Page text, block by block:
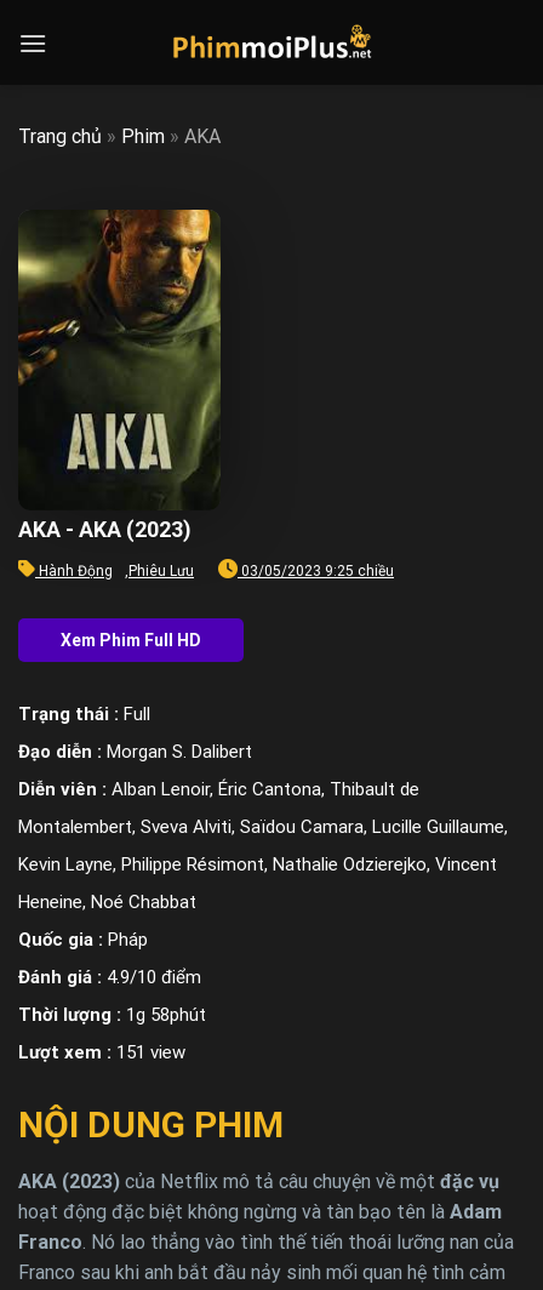
Trang chủ » Phim » AKA
AKA - AKA (2023)
Hành Động , Phiêu Lưu 03/05/2023 9:25 chiều
Trạng thái : Full
Đạo diễn : Morgan S. Dalibert
Diễn viên : Alban Lenoir, Éric Cantona, Thibault de
Montalembert, Sveva Alviti, Saïdou Camara, Lucille Guillaume,
Kevin Layne, Philippe Résimont, Nathalie Odzierejko, Vincent
Heneine, Noé Chabbat
Quốc gia : Pháp
Đánh giá : 4.9/10 điểm
Thời lượng : 1g 58phút
Lượt xem : 151 view
NỘI DUNG PHIM
AKA (2023) của Netflix mô tả câu chuyện về một đặc vụ
hoạt động đặc biệt không ngừng và tàn bạo tên là Adam
Franco. Nó lao thẳng vào tình thế tiến thoái lưỡng nan của
Franco sau khi anh bắt đầu nảy sinh mối quan hệ tình cảm